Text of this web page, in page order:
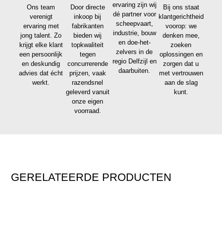
Ons team
verenigt
ervaring met
jong talent. Zo
krijgt elke klant
een persoonlijk
en deskundig
advies dat écht
werkt.
Door directe
inkoop bij
fabrikanten
bieden wij
topkwaliteit
tegen
concurrerende
prijzen, vaak
razendsnel
geleverd vanuit
onze eigen
voorraad.
ervaring zijn wij
dé partner voor
scheepvaart,
industrie, bouw
en doe-het-
zelvers in de
regio Delfzijl en
daarbuiten.
Bij ons staat
klantgerichtheid
voorop: we
denken mee,
zoeken
oplossingen en
zorgen dat u
met vertrouwen
aan de slag
kunt.
GERELATEERDE PRODUCTEN